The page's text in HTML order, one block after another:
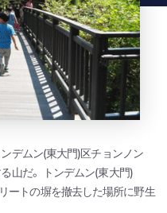
デムン(東大門)区チョンノン
山だ。トンデムン(東大門)
ートの塀を撤去した場所に野生